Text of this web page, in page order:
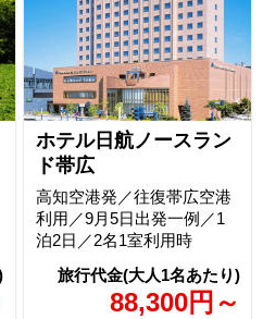
ホテル日航ノースラン
ド帯広
88,300円 ～
高知空港発／往復帯広空港
利用／9月5日出発一例／1
泊2日／2名1室利用時